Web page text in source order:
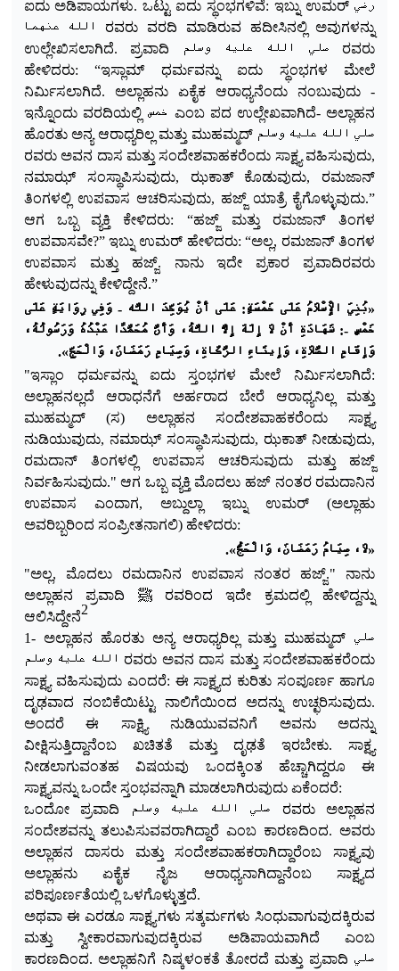
ಐದು ಅಡಿಪಾಯಗಳು. ಒಟ್ಟು ಐದು ಸ್ಥಂಭಗಳಿವೆ: ಇಬ್ನು ಉಮರ್ رضي
الله عنهما ರವರು ವರದಿ ಮಾಡಿರುವ ಹದೀಸಿನಲ್ಲಿ ಅವುಗಳನ್ನು
ಉಲ್ಲೇಖಿಸಲಾಗಿದೆ. ಪ್ರವಾದಿ صلي الله عليه وسلم ರವರು
ಹೇಳಿದರು: “ಇಸ್ಲಾಮ್ ಧರ್ಮವನ್ನು ಐದು ಸ್ಥಂಭಗಳ ಮೇಲೆ
ನಿರ್ಮಿಸಲಾಗಿದೆ. ಅಲ್ಲಾಹನು ಏಕೈಕ ಆರಾಧ್ಯನೆಂದು ನಂಬುವುದು -
ಇನ್ನೊಂದು ವರದಿಯಲ್ಲಿ خمس ಎಂಬ ಪದ ಉಲ್ಲೇಖವಾಗಿದೆ- ಅಲ್ಲಾಹನ
ಹೊರತು ಅನ್ಯ ಆರಾಧ್ಯರಿಲ್ಲ ಮತ್ತು ಮುಹಮ್ಮದ್ صلي الله عليه وسلم
ರವರು ಅವನ ದಾಸ ಮತ್ತು ಸಂದೇಶವಾಹಕರೆಂದು ಸಾಕ್ಷ್ಯ ವಹಿಸುವುದು,
ನಮಾಝ್ ಸಂಸ್ಥಾಪಿಸುವುದು, ಝಕಾತ್ ಕೊಡುವುದು, ರಮಜಾನ್
ತಿಂಗಳಲ್ಲಿ ಉಪವಾಸ ಆಚರಿಸುವುದು, ಹಜ್ಜ್ ಯಾತ್ರೆ ಕೈಗೊಳ್ಳುವುದು.”
ಆಗ ಒಬ್ಬ ವ್ಯಕ್ತಿ ಕೇಳಿದರು: “ಹಜ್ಜ್ ಮತ್ತು ರಮಜಾನ್ ತಿಂಗಳ
ಉಪವಾಸವೇ?” ಇಬ್ನು ಉಮರ್ ಹೇಳಿದರು:“ಅಲ್ಲ, ರಮಜಾನ್ ತಿಂಗಳ
ಉಪವಾಸ ಮತ್ತು ಹಜ್ಜ್. ನಾನು ಇದೇ ಪ್ರಕಾರ ಪ್ರವಾದಿರವರು
ಹೇಳುವುದನ್ನು ಕೇಳಿದ್ದೇನೆ.”
«بُنِيَ الْإِسْلَامُ عَلَى خَمْسَةٍ: عَلَى أَنْ يُوَحِّدَ اللَّه - وَفِي رِوَايَةٍ عَلَى
خَمْسٍ -: شَهَادَةِ أَنْ لَا إِلَهَ إِلَّا اللَّهُ، وَأَنَّ مُحَمَّدًا عَبْدُهُ وَرَسُولُهُ،
وَإِقَامِ الصَّلَاةِ، وَإِيتَاءِ الزَّكَاةِ، وَصِيَامِ رَمَضَانَ، وَالْحَجِّ».
"ಇಸ್ಲಾಂ ಧರ್ಮವನ್ನು ಐದು ಸ್ತಂಭಗಳ ಮೇಲೆ ನಿರ್ಮಿಸಲಾಗಿದೆ:
ಅಲ್ಲಾಹನಲ್ಲದೆ ಆರಾಧನೆಗೆ ಅರ್ಹರಾದ ಬೇರೆ ಆರಾಧ್ಯನಿಲ್ಲ ಮತ್ತು
ಮುಹಮ್ಮದ್ (ಸ) ಅಲ್ಲಾಹನ ಸಂದೇಶವಾಹಕರೆಂದು ಸಾಕ್ಷ್ಯ
ನುಡಿಯುವುದು, ನಮಾಝ್ ಸಂಸ್ಥಾಪಿಸುವುದು, ಝಕಾತ್ ನೀಡುವುದು,
ರಮದಾನ್ ತಿಂಗಳಲ್ಲಿ ಉಪವಾಸ ಆಚರಿಸುವುದು ಮತ್ತು ಹಜ್ಜ್
ನಿರ್ವಹಿಸುವುದು." ಆಗ ಒಬ್ಬ ವ್ಯಕ್ತಿ ಮೊದಲು ಹಜ್ ನಂತರ ರಮದಾನಿನ
ಉಪವಾಸ ಎಂದಾಗ, ಅಬ್ದುಲ್ಲಾ ಇಬ್ನು ಉಮರ್ (ಅಲ್ಲಾಹು
ಅವರಿಬ್ಬರಿಂದ ಸಂಪ್ರೀತನಾಗಲಿ) ಹೇಳಿದರು:
«لَا، صِيَامُ رَمَضَانَ، وَالْحَجُّ».
"ಅಲ್ಲ, ಮೊದಲು ರಮದಾನಿನ ಉಪವಾಸ ನಂತರ ಹಜ್ಜ್." ನಾನು
ಅಲ್ಲಾಹನ ಪ್ರವಾದಿ ﷺ ರವರಿಂದ ಇದೇ ಕ್ರಮದಲ್ಲಿ ಹೇಳಿದ್ದನ್ನು
ಆಲಿಸಿದ್ದೇನೆ2
1- ಅಲ್ಲಾಹನ ಹೊರತು ಅನ್ಯ ಆರಾಧ್ಯರಿಲ್ಲ ಮತ್ತು ಮುಹಮ್ಮದ್ صلي
الله عليه وسلم ರವರು ಅವನ ದಾಸ ಮತ್ತು ಸಂದೇಶವಾಹಕರೆಂದು
ಸಾಕ್ಷ್ಯ ವಹಿಸುವುದು ಎಂದರೆ: ಈ ಸಾಕ್ಷ್ಯದ ಕುರಿತು ಸಂಪೂರ್ಣ ಹಾಗೂ
ದೃಢವಾದ ನಂಬಿಕೆಯಿಟ್ಟು ನಾಲಿಗೆಯಿಂದ ಅದನ್ನು ಉಚ್ಛರಿಸುವುದು.
ಅಂದರೆ ಈ ಸಾಕ್ಷ್ಯಿ ನುಡಿಯುವವನಿಗೆ ಅವನು ಅದನ್ನು
ವೀಕ್ಷಿಸುತ್ತಿದ್ದಾನೆಂಬ ಖಚಿತತೆ ಮತ್ತು ದೃಢತೆ ಇರಬೇಕು. ಸಾಕ್ಷ್ಯ
ನೀಡಲಾಗುವಂತಹ ವಿಷಯವು ಒಂದಕ್ಕಿಂತ ಹೆಚ್ಚಾಗಿದ್ದರೂ ಈ
ಸಾಕ್ಷ್ಯವನ್ನು ಒಂದೇ ಸ್ತಂಭವನ್ನಾಗಿ ಮಾಡಲಾಗಿರುವುದು ಏಕೆಂದರೆ:
ಒಂದೋ ಪ್ರವಾದಿ صلي الله عليه وسلم ರವರು ಅಲ್ಲಾಹನ
ಸಂದೇಶವನ್ನು ತಲುಪಿಸುವವರಾಗಿದ್ದಾರೆ ಎಂಬ ಕಾರಣದಿಂದ. ಅವರು
ಅಲ್ಲಾಹನ ದಾಸರು ಮತ್ತು ಸಂದೇಶವಾಹಕರಾಗಿದ್ದಾರೆಂಬ ಸಾಕ್ಷ್ಯವು
ಅಲ್ಲಾಹನು ಏಕೈಕ ನೈಜ ಆರಾಧ್ಯನಾಗಿದ್ದಾನೆಂಬ ಸಾಕ್ಷ್ಯದ
ಪರಿಪೂರ್ಣತೆಯಲ್ಲಿ ಒಳಗೊಳ್ಳುತ್ತದೆ.
ಅಥವಾ ಈ ಎರಡೂ ಸಾಕ್ಷ್ಯಗಳು ಸತ್ಕರ್ಮಗಳು ಸಿಂಧುವಾಗುವುದಕ್ಕಿರುವ
ಮತ್ತು ಸ್ವೀಕಾರವಾಗುವುದಕ್ಕಿರುವ ಅಡಿಪಾಯವಾಗಿದೆ ಎಂಬ
ಕಾರಣದಿಂದ. ಅಲ್ಲಾಹನಿಗೆ ನಿಷ್ಕಳಂಕತೆ ತೋರದೆ ಮತ್ತು ಪ್ರವಾದಿ صلي